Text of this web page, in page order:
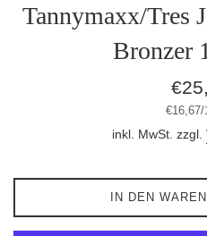
Tannymaxx/Tres
Bronzer
Preis
€16,67/
inkl. MwSt. zzgl.
IN DEN